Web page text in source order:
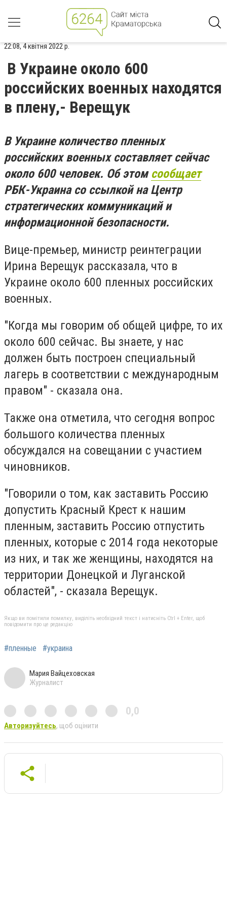
22:08, 4 квітня 2022 р.
В Украине около 600
российских военных находятся
в плену,- Верещук
В Украине количество пленных
российских военных составляет сейчас
около 600 человек. Об этом сообщает
РБК-Украина со ссылкой на Центр
стратегических коммуникаций и
информационной безопасности.
Вице-премьер, министр реинтеграции
Ирина Верещук рассказала, что в
Украине около 600 пленных российских
военных.
"Когда мы говорим об общей цифре, то их
около 600 сейчас. Вы знаете, у нас
должен быть построен специальный
лагерь в соответствии с международным
правом" - сказала она.
Также она отметила, что сегодня вопрос
большого количества пленных
обсуждался на совещании с участием
чиновников.
"Говорили о том, как заставить Россию
допустить Красный Крест к нашим
пленным, заставить Россию отпустить
пленных, которые с 2014 года некоторые
из них, и так же женщины, находятся на
территории Донецкой и Луганской
областей", - сказала Верещук.
Якщо ви помітили помилку, виділіть необхідний текст і натисніть Ctrl + Enter, щоб
повідомити про це редакцію
#пленные #украина
Мария Вайцеховская
Журналист
0,0
Авторизуйтесь, щоб оцінити